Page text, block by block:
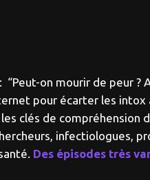
on mourir de peur ?
pour écarter les intox
clés de
infectiologues,
Des épisodes très